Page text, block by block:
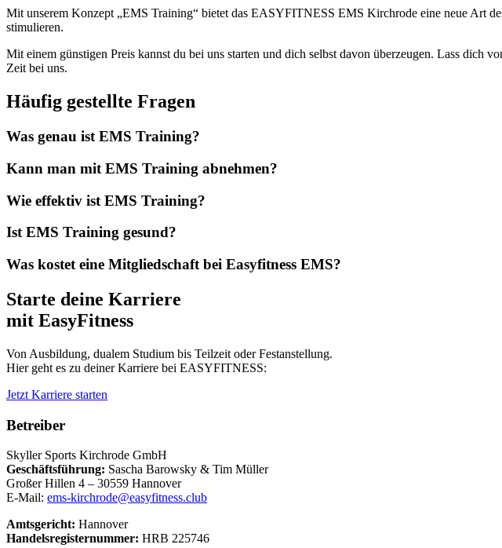
Mit unserem Konzept „EMS Training“ bietet das EASYFITNESS EMS Kirchrode eine neue Art
stimulieren.
Mit einem günstigen Preis kannst du bei uns starten und dich selbst davon überzeugen. Lass dich
Zeit bei uns.
Häufig gestellte Fragen
Was genau ist EMS Training?
Kann man mit EMS Training abnehmen?
Wie effektiv ist EMS Training?
Ist EMS Training gesund?
Was kostet eine Mitgliedschaft bei Easyfitness EMS?
Starte deine Karriere
mit EasyFitness
Von Ausbildung, dualem Studium bis Teilzeit oder Festanstellung.
Hier geht es zu deiner Karriere bei EASYFITNESS:
Jetzt Karriere starten
Betreiber
Skyller Sports Kirchrode GmbH
Geschäftsführung: Sascha Barowsky & Tim Müller
Großer Hillen 4 – 30559 Hannover
E-Mail: ems-kirchrode@easyfitness.club
Amtsgericht: Hannover
Handelsregisternummer: HRB 225746